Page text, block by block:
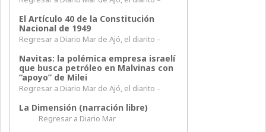
El Artículo 40 de la Constitución
Nacional de 1949
Regresar a Diario Mar de Ajó, el diarito –
Navitas: la polémica empresa israelí
que busca petróleo en Malvinas con
“apoyo” de Milei
Regresar a Diario Mar de Ajó, el diarito –
La Dimensión (narración libre)
Regresar a Diario Mar